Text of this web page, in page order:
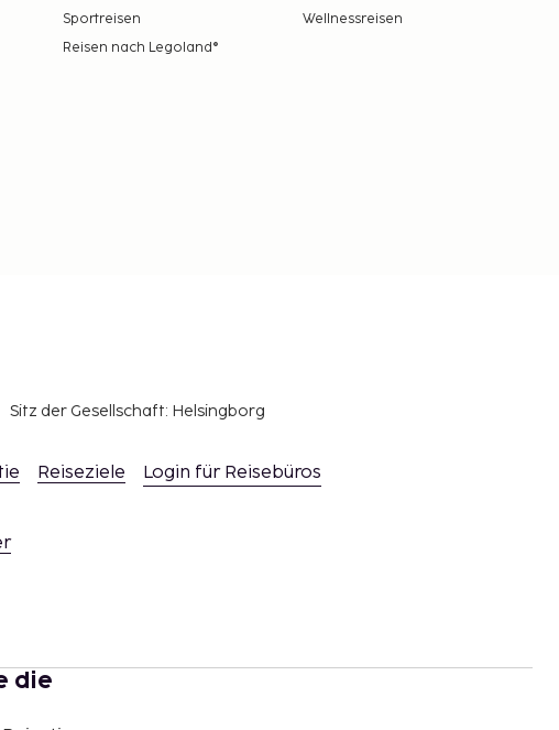
Sportreisen
Wellnessreisen
Reisen nach Legoland®
Sitz der Gesellschaft: Helsingborg
Reiseziele Login für Reisebüros
die